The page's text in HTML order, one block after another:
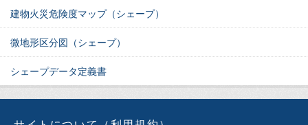
建物火災危険度マップ（シェープ）
微地形区分図（シェープ）
シェープデータ定義書